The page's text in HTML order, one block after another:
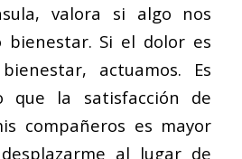
valora si algo nos
bienestar. Si el dolor es
actuamos. Es
que la satisfacción de
compañeros es mayor
al lugar de